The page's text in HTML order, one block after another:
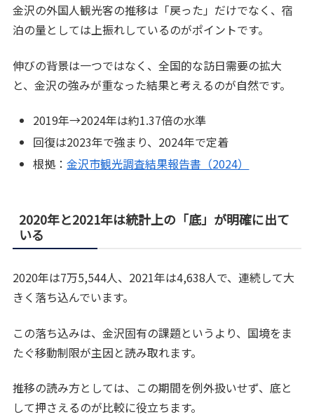
金沢の外国人観光客の推移は「戻った」だけでなく、宿
泊の量としては上振れしているのがポイントです。
伸びの背景は一つではなく、全国的な訪日需要の拡大
と、金沢の強みが重なった結果と考えるのが自然です。
2019年→2024年は約1.37倍の水準
回復は2023年で強まり、2024年で定着
根拠：金沢市観光調査結果報告書（2024）
2020年と2021年は統計上の「底」が明確に出て
いる
2020年は7万5,544人、2021年は4,638人で、連続して大
きく落ち込んでいます。
この落ち込みは、金沢固有の課題というより、国境をま
たぐ移動制限が主因と読み取れます。
推移の読み方としては、この期間を例外扱いせず、底と
して押さえるのが比較に役立ちます。